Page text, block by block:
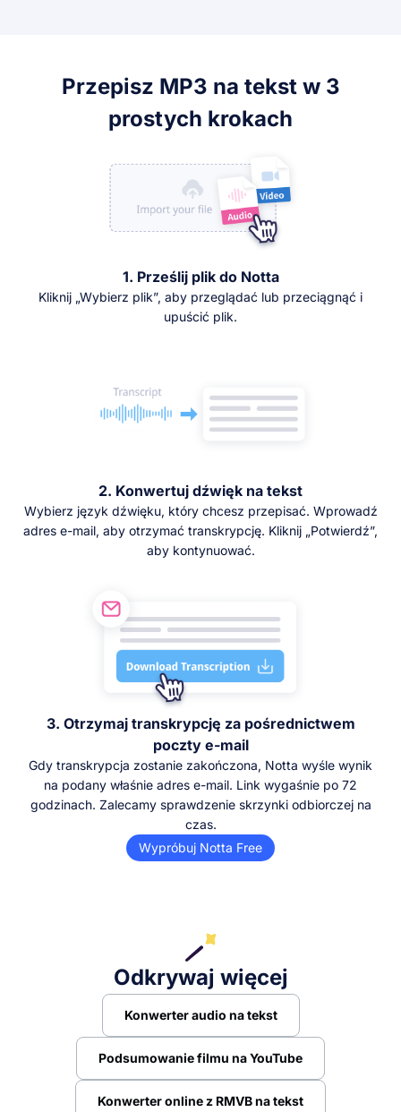
Przepisz MP3 na tekst w 3
prostych krokach
1. Prześlij plik do Notta
Kliknij „Wybierz plik”, aby przeglądać lub przeciągnąć i
upuścić plik.
2. Konwertuj dźwięk na tekst
Wybierz język dźwięku, który chcesz przepisać. Wprowadź
adres e-mail, aby otrzymać transkrypcję. Kliknij „Potwierdź”,
aby kontynuować.
3. Otrzymaj transkrypcję za pośrednictwem
poczty e-mail
Gdy transkrypcja zostanie zakończona, Notta wyśle wynik
na podany właśnie adres e-mail. Link wygaśnie po 72
godzinach. Zalecamy sprawdzenie skrzynki odbiorczej na
czas.
Wypróbuj Notta Free
Odkrywaj więcej
Konwerter audio na tekst
Podsumowanie filmu na YouTube
Konwerter online z RMVB na tekst